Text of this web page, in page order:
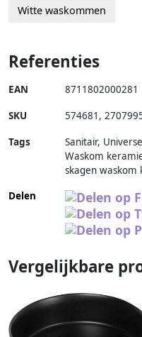
Witte waskommen
Referenties
EAN 8711802000281
SKU 574681 ,
Tags
Sanitair,
Waskom
skagen waskom
Delen
Vergelijkbare